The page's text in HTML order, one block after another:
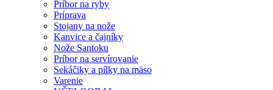
Príbor na ryby
Príprava
Stojany na nože
Kanvice a čajníky
Nože Santoku
Príbor na servírovanie
Sekáčiky a pílky na mäso
Varenie